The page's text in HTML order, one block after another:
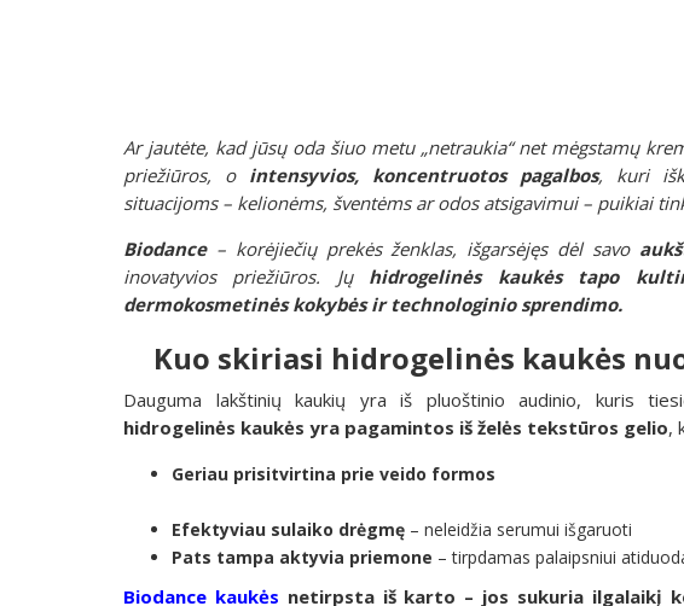
Ar jautėte, kad jūsų oda šiuo metu „netraukia“ net mėgstamų
priežiūros, o intensyvios, koncentruotos pagalbos, kuri
situacijoms – kelionėms, šventėms ar odos atsigavimui – puikiai
Biodance– korėjiečių prekės ženklas, išgarsėjęs dėl savo
inovatyvios priežiūros. Jų hidrogelinės kaukės tapo
dermokosmetinės kokybės ir technologinio sprendimo.
Kuo skiriasi hidrogelinės kaukės
Dauguma lakštinių kaukių yra iš pluoštinio audinio, kuris
hidrogelinės kaukės yra pagamintos iš želės tekstūros gelio,
Geriau prisitvirtina prie veido formos
Efektyviau sulaiko drėgmę – neleidžia serumui išgaruoti
Pats tampa aktyvia priemone – tirpdamas palaipsniui
Biodance kaukės netirpsta iš karto – jos sukuria ilgalaikį